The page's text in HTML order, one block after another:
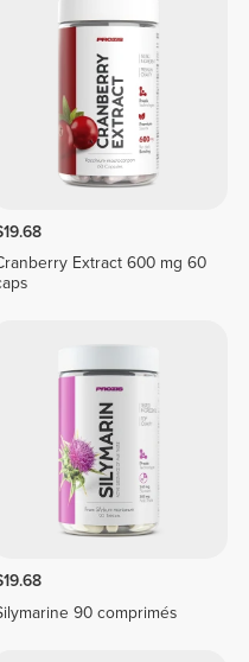
Extract 600 mg 60
90 comprimés